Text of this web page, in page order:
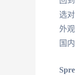
选
外
国